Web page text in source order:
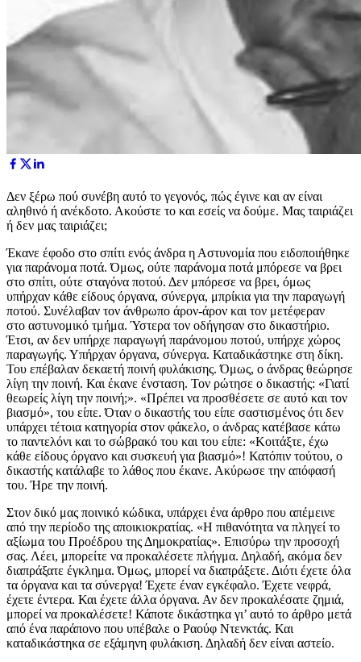
Δεν ξέρω πού συνέβη αυτό το γεγονός, πώς έγινε και αν είναι
αληθινό ή ανέκδοτο. Ακούστε το και εσείς να δούμε. Μας ταιριάζει
ή δεν μας ταιριάζει;
Έκανε έφοδο στο σπίτι ενός άνδρα η Αστυνομία που ειδοποιήθηκε
για παράνομα ποτά. Όμως, ούτε παράνομα ποτά μπόρεσε να βρει
στο σπίτι, ούτε σταγόνα ποτού. Δεν μπόρεσε να βρει, όμως
υπήρχαν κάθε είδους όργανα, σύνεργα, μπρίκια για την παραγωγή
ποτού. Συνέλαβαν τον άνθρωπο άρον-άρον και τον μετέφεραν
στο αστυνομικό τμήμα. Ύστερα τον οδήγησαν στο δικαστήριο.
Έτσι, αν δεν υπήρχε παραγωγή παράνομου ποτού, υπήρχε χώρος
παραγωγής. Υπήρχαν όργανα, σύνεργα. Καταδικάστηκε στη δίκη.
Του επέβαλαν δεκαετή ποινή φυλάκισης. Όμως, ο άνδρας θεώρησε
λίγη την ποινή. Και έκανε ένσταση. Τον ρώτησε ο δικαστής: «Γιατί
θεωρείς λίγη την ποινή;». «Πρέπει να προσθέσετε σε αυτό και τον
βιασμό», του είπε. Όταν ο δικαστής του είπε σαστισμένος ότι δεν
υπάρχει τέτοια κατηγορία στον φάκελο, ο άνδρας κατέβασε κάτω
το παντελόνι και το σώβρακό του και του είπε: «Κοιτάξτε, έχω
κάθε είδους όργανο και συσκευή για βιασμό»! Κατόπιν τούτου, ο
δικαστής κατάλαβε το λάθος που έκανε. Ακύρωσε την απόφασή
του. Ήρε την ποινή.
Στον δικό μας ποινικό κώδικα, υπάρχει ένα άρθρο που απέμεινε
από την περίοδο της αποικιοκρατίας. «Η πιθανότητα να πληγεί το
αξίωμα του Προέδρου της Δημοκρατίας». Επισύρω την προσοχή
σας. Λέει, μπορείτε να προκαλέσετε πλήγμα. Δηλαδή, ακόμα δεν
διαπράξατε έγκλημα. Όμως, μπορεί να διαπράξετε. Διότι έχετε όλα
τα όργανα και τα σύνεργα! Έχετε έναν εγκέφαλο. Έχετε νεφρά,
έχετε έντερα. Και έχετε άλλα όργανα. Αν δεν προκαλέσατε ζημιά,
μπορεί να προκαλέσετε! Κάποτε δικάστηκα γι’ αυτό το άρθρο μετά
από ένα παράπονο που υπέβαλε ο Ραούφ Ντενκτάς. Και
καταδικάστηκα σε εξάμηνη φυλάκιση. Δηλαδή δεν είναι αστείο.